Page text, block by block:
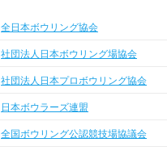
全日本ボウリング協会
社団法人日本ボウリング場協会
社団法人日本プロボウリング協会
日本ボウラーズ連盟
全国ボウリング公認競技場協議会